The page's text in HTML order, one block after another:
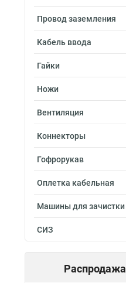
Провод заземления
Кабель ввода
Гайки
Ножи
Вентиляция
Коннекторы
Гофрорукав
Оплетка кабельная
Машины для зачистки
СИЗ
Распродажа